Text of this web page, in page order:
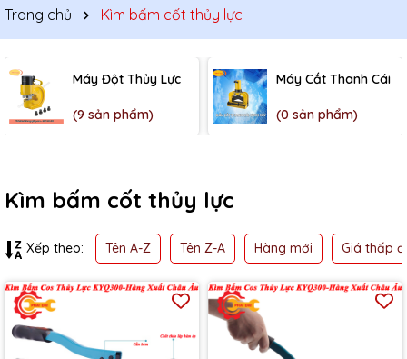
Trang chủ Kìm bấm cốt thủy lực
Máy Đột Thủy Lực
(9 sản phẩm)
Máy Cắt Thanh Cái
(0 sản phẩm)
Kìm bấm cốt thủy lực
Xếp theo: Tên A-Z Tên Z-A Hàng mới Giá thấp